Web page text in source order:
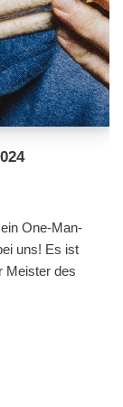
One-Man-
uns! Es ist
Meister des